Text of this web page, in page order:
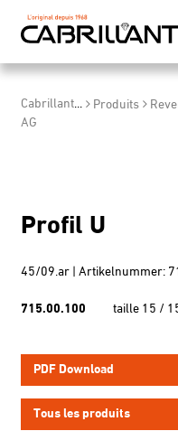
Cabrillant
AG
... Produits
Profil U
45/09.ar | Artikelnummer:
715.00.100 taille 15 /
PDF Download
Tous les produits